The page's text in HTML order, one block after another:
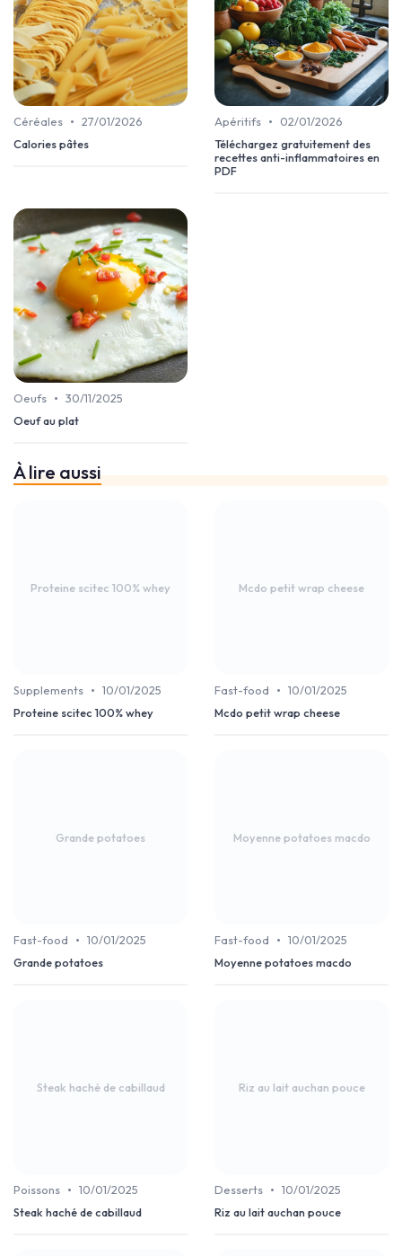
Céréales • 27/01/2026
Calories pâtes
Apéritifs •
02/01/2026
Téléchargez gratuitement des
recettes anti-inflammatoires en
PDF
Oeufs • 30/11/2025
Oeuf au plat
À lire aussi
Proteine scitec 100% whey
Supplements • 10/01/2025
Proteine scitec 100% whey
Mcdo petit wrap cheese
Fast-food • 10/01/2025
Mcdo petit wrap cheese
Grande potatoes
Fast-food • 10/01/2025
Grande potatoes
Moyenne potatoes macdo
Fast-food • 10/01/2025
Moyenne potatoes macdo
Steak haché de cabillaud
Poissons • 10/01/2025
Steak haché de cabillaud
Riz au lait auchan pouce
Desserts • 10/01/2025
Riz au lait auchan pouce